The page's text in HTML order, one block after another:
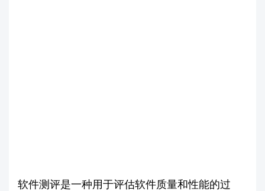
软件测评是一种用于评估软件质量和性能的过